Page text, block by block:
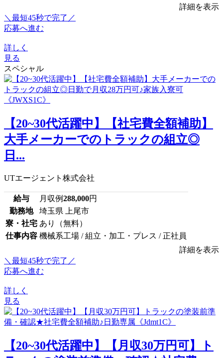
詳細を表示
＼最短45秒で完了／
応募へ進む
詳しく
見る
スペシャル
【20~30代活躍中】【社宅費全額補助】
大手メーカーでのトラックの組立◎
日...
UTエージェント株式会社
給与 月収例288,000円
勤務地
埼玉県 上尾市
寮・社宅 あり（無料）
仕事内容 機械系工場 / 組立・加工・プレス / 正社員
詳細を表示
＼最短45秒で完了／
応募へ進む
詳しく
見る
【20~30代活躍中】【月収30万円可】ト